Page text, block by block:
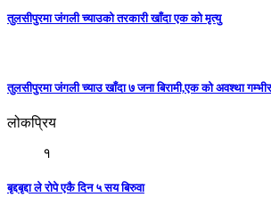
तुलसीपुरमा जंगली च्याउको तरकारी खाँदा एक को मृत्यु
तुलसीपुरमा जंगली च्याउ खाँदा ७ जना बिरामी,एक को अवश्था गम्भीर
लोकप्रिय
१
बृद्दबृद्दा ले रोपे एकै दिन ५ सय बिरुवा